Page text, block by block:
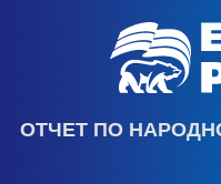
ОТЧЕТ ПО